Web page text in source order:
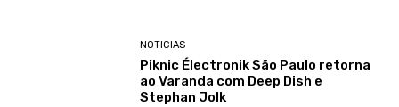
NOTICIAS
Piknic Électronik São Paulo retorna
ao Varanda com Deep Dish e
Stephan Jolk